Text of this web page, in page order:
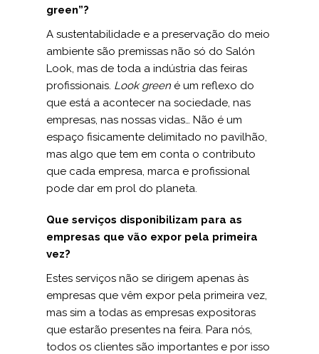
green”?
A sustentabilidade e a preservação do meio
ambiente são premissas não só do Salón
Look, mas de toda a indústria das feiras
profissionais. Look green é um reflexo do
que está a acontecer na sociedade, nas
empresas, nas nossas vidas… Não é um
espaço fisicamente delimitado no pavilhão,
mas algo que tem em conta o contributo
que cada empresa, marca e profissional
pode dar em prol do planeta.
Que serviços disponibilizam para as
empresas que vão expor pela primeira
vez?
Estes serviços não se dirigem apenas às
empresas que vêm expor pela primeira vez,
mas sim a todas as empresas expositoras
que estarão presentes na feira. Para nós,
todos os clientes são importantes e por isso